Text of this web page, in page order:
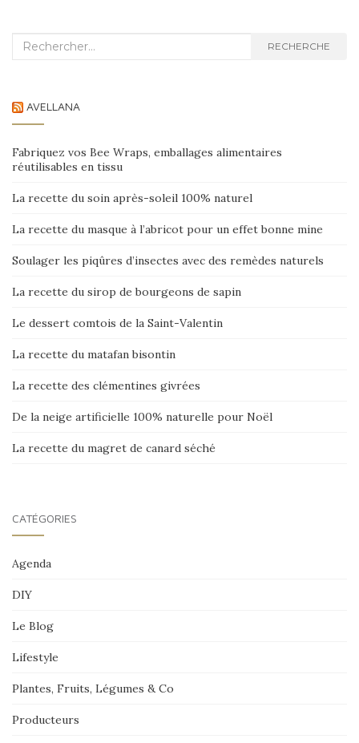
Recherche : RECHERCHE
AVELLANA
Fabriquez vos Bee Wraps, emballages alimentaires
réutilisables en tissu
La recette du soin après-soleil 100% naturel
La recette du masque à l’abricot pour un effet bonne mine
Soulager les piqûres d’insectes avec des remèdes naturels
La recette du sirop de bourgeons de sapin
Le dessert comtois de la Saint-Valentin
La recette du matafan bisontin
La recette des clémentines givrées
De la neige artificielle 100% naturelle pour Noël
La recette du magret de canard séché
CATÉGORIES
Agenda
DIY
Le Blog
Lifestyle
Plantes, Fruits, Légumes & Co
Producteurs